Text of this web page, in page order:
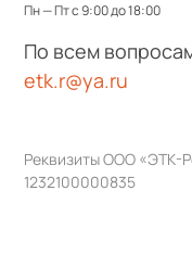
Пн — Пт с 9:00 до 18:00
По всем
etk.r@ya.ru
Реквизиты ООО «ЭТК-
1232100000835